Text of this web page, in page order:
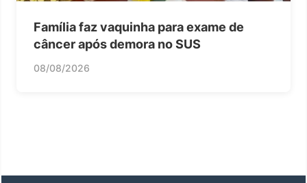
Família faz vaquinha para exame de
câncer após demora no SUS
08/08/2026